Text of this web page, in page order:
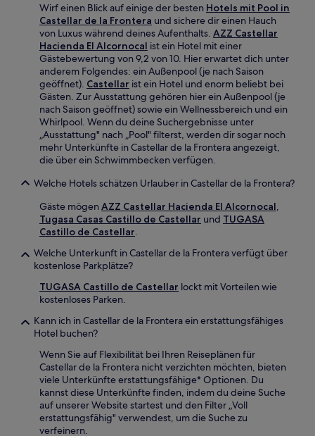
Wirf einen Blick auf einige der besten Hotels mit Pool in
Castellar de la Frontera und sichere dir einen Hauch
von Luxus während deines Aufenthalts. AZZ Castellar
Hacienda El Alcornocal ist ein Hotel mit einer
Gästebewertung von 9,2 von 10. Hier erwartet dich unter
anderem Folgendes: ein Außenpool (je nach Saison
geöffnet). Castellar ist ein Hotel und enorm beliebt bei
Gästen. Zur Ausstattung gehören hier ein Außenpool (je
nach Saison geöffnet) sowie ein Wellnessbereich und ein
Whirlpool. Wenn du deine Suchergebnisse unter
„Ausstattung" nach „Pool" filterst, werden dir sogar noch
mehr Unterkünfte in Castellar de la Frontera angezeigt,
die über ein Schwimmbecken verfügen.
Welche Hotels schätzen Urlauber in Castellar de la Frontera?
Gäste mögenAZZ Castellar Hacienda El Alcornocal,
Tugasa Casas Castillo de Castellar und TUGASA
Castillo de Castellar.
Welche Unterkunft in Castellar de la Frontera verfügt über
kostenlose Parkplätze?
TUGASA Castillo de Castellar lockt mit Vorteilen wie
kostenloses Parken.
Kann ich in Castellar de la Frontera ein erstattungsfähiges
Hotel buchen?
Wenn Sie auf Flexibilität bei Ihren Reiseplänen für
Castellar de la Frontera nicht verzichten möchten, bieten
viele Unterkünfte erstattungsfähige* Optionen. Du
kannst diese Unterkünfte finden, indem du deine Suche
auf unserer Website startest und den Filter „Voll
erstattungsfähig" verwendest, um die Suche zu
verfeinern.